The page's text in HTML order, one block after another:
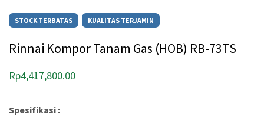
STOCK TERBATAS KUALITAS TERJAMIN
Rinnai Kompor Tanam Gas (HOB) RB-73TS
Rp4,417,800.00
Spesifikasi :